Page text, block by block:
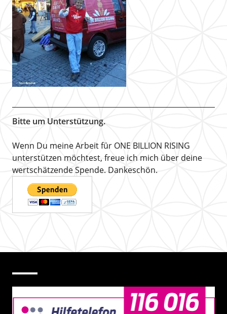
Bitte um Unterstützung.
Wenn Du meine Arbeit für ONE BILLION RISING
unterstützen möchtest, freue ich mich über deine
wertschätzende Spende. Dankeschön.